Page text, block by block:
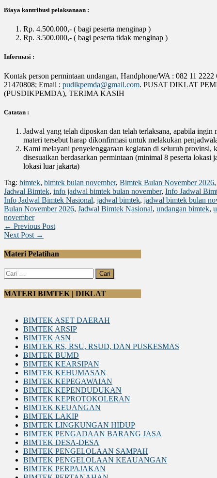
Biaya kontribusi pelaksanaan :
Rp. 4.500.000,- ( bagi peserta menginap )
Rp. 3.500.000,- ( bagi peserta tidak menginap )
Informasi :
Kontak person permintaan undangan, Handphone/WA : 082 11
21470808; Email : pudikpemda@gmail.com. PUSAT DIKLAT
(PUSDIKPEMDA), TERIMA KASIH
Catatan :
Jadwal yang telah diposkan dan telah terlaksana, apabila ingin
materi tersebut harap dikonfirmasi untuk melakukan
Kami melayani penyelenggaraan kegiatan di seluruh provinsi,
disesuaikan berdasarkan permintaan (minimal 8 peserta lokasi
lokasi luar jakarta)
Tag: bimtek, bimtek bulan november, Bimtek Bulan November 2026
Jadwal Bimtek, info jadwal bimtek bulan november, Info Jadwal
Info Jadwal Bimtek Nasional, jadwal bimtek, jadwal bimtek bulan
Bulan November 2026, Jadwal Bimtek Nasional, undangan bimtek,
november
← Previous Post
Next Post →
Materi Pelatihan
Cari
untuk:
MATERI BIMTEK | DIKLAT
BIMTEK ASET DAERAH
BIMTEK ARSIP
BIMTEK ASN
BIMTEK RS, RSU, RSUD, DAN PUSKESMAS
BIMTEK BUMD
BIMTEK KEARSIPAN
BIMTEK KEHUMASAN
BIMTEK KEPEGAWAIAN
BIMTEK KEPENDUDUKAN
BIMTEK KEPROTOKOLERAN
BIMTEK KEUANGAN
BIMTEK LAKIP
BIMTEK LINGKUNGAN HIDUP
BIMTEK PENGADAAN BARANG JASA
BIMTEK DESA-DESA
BIMTEK PENGELOLAAN SAMPAH
BIMTEK PENGELOLAAN KEAUANGAN
BIMTEK PERPAJAKAN